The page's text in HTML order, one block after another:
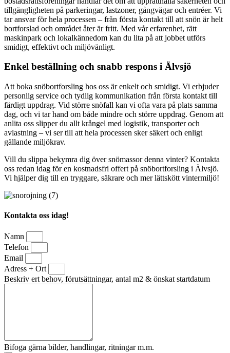
tillgängligheten på parkeringar, lastzoner, gångvägar och entréer. Vi
tar ansvar för hela processen – från första kontakt till att snön är helt
bortforslad och området åter är fritt. Med vår erfarenhet, rätt
maskinpark och lokalkännedom kan du lita på att jobbet utförs
smidigt, effektivt och miljövänligt.
Enkel beställning och snabb respons i Älvsjö
Att boka snöbortforsling hos oss är enkelt och smidigt. Vi erbjuder
personlig service och tydlig kommunikation från första kontakt till
färdigt uppdrag. Vid större snöfall kan vi ofta vara på plats samma
dag, och vi tar hand om både mindre och större uppdrag. Genom att
anlita oss slipper du allt krångel med logistik, transporter och
avlastning – vi ser till att hela processen sker säkert och enligt
gällande miljökrav.
Vill du slippa bekymra dig över snömassor denna vinter? Kontakta
oss redan idag för en kostnadsfri offert på snöbortforsling i Älvsjö.
Vi hjälper dig till en tryggare, säkrare och mer lättskött vintermiljö!
Kontakta oss idag!
Namn
Telefon
Email
Adress + Ort
Beskriv ert behov, förutsättningar, antal m2 & önskat startdatum
Bifoga gärna bilder, handlingar, ritningar m.m.